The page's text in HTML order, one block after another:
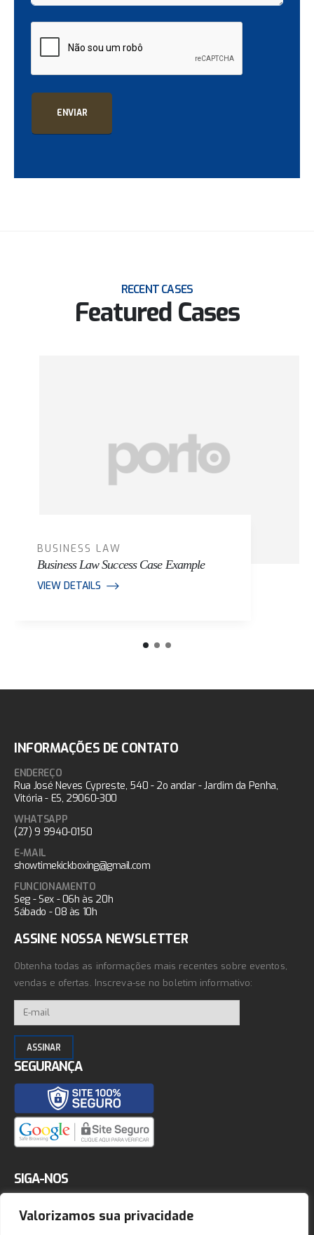
Valorizamos sua privacidade
ENVIAR
RECENT CASES
Featured Cases
BUSINESS LAW
Business Law Success Case Example
VIEW DETAILS
INFORMAÇÕES DE CONTATO
ENDEREÇO
Rua José Neves Cypreste, 540 - 2o andar - Jardim da Penha,
Vitória - ES, 29060-300
WHATSAPP
(27) 9 9940-0150
E-MAIL
showtimekickboxing@gmail.com
FUNCIONAMENTO
Seg - Sex - 06h às 20h
Sábado - 08 às 10h
ASSINE NOSSA NEWSLETTER
Obtenha todas as informações mais recentes sobre eventos,
vendas e ofertas. Inscreva-se no boletim informativo:
SEGURANÇA
SIGA-NOS